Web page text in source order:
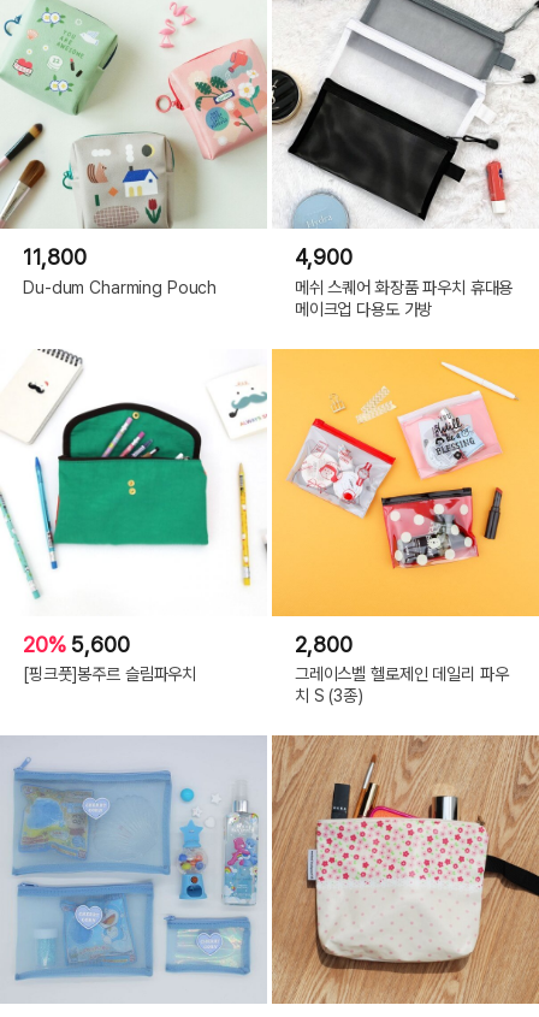
11,800
Du-dum Charming Pouch
4,900
메쉬 스퀘어 화장품 파우치 휴대용
메이크업 다용도 가방
20% 5,600
[핑크풋]봉주르 슬림파우치
2,800
그레이스벨 헬로제인 데일리 파우
치 S (3종)